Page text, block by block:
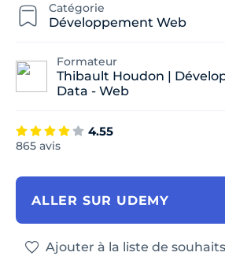
Catégorie
Développement Web
Formateur
Thibault Houdon |
Data - Web
4.55
865 avis
ALLER SUR UDEMY
Ajouter à la liste de souhaits